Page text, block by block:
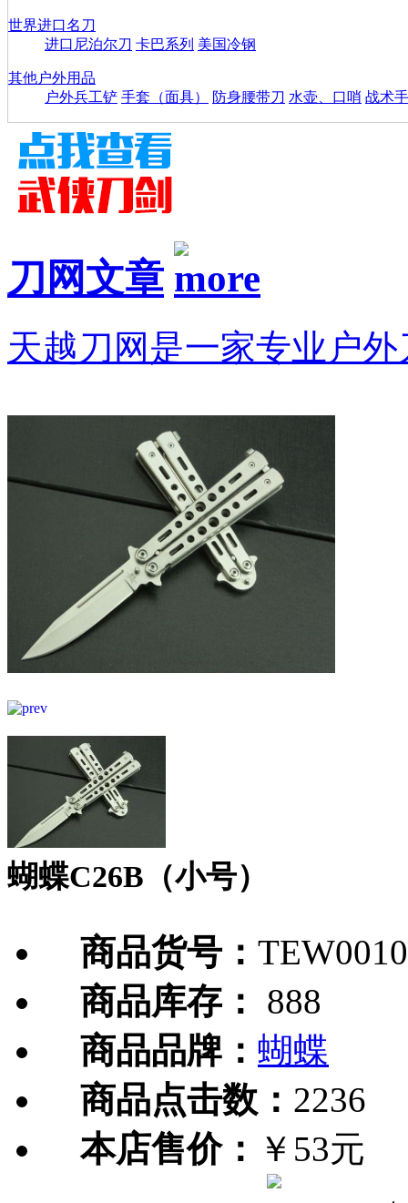
世界进口名刀
进口尼泊尔刀 卡巴系列 美国冷钢
其他户外用品
户外兵工铲 手套（面具） 防身腰带刀 水壶、口哨 战术
刀网文章
天越刀网是一家专业户
蝴蝶C26B（小号）
商品货号：
商品库存：
888
商品品牌： 蝴蝶
商品点击数： 2236
本店售价： ￥53元